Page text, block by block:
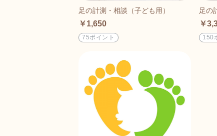
足の計測・相談（子ども用）
￥1,650
75ポイント
足の
￥
150